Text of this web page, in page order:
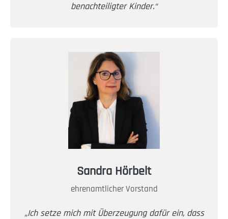
benachteiligter Kinder.“
Sandra Hörbelt
ehrenamtlicher Vorstand
„Ich setze mich mit Überzeugung dafür ein, dass